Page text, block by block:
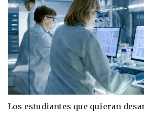
Los estudiantes que quieran